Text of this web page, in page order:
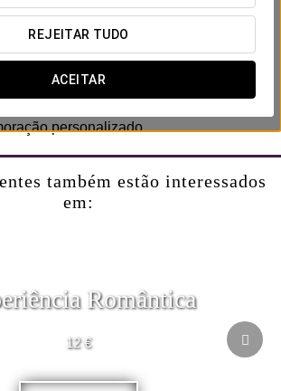
REJEITAR TUDO
ACEITAR
o seu dia.
personalizado.
também estão interessados
em:
Romântica
12 €